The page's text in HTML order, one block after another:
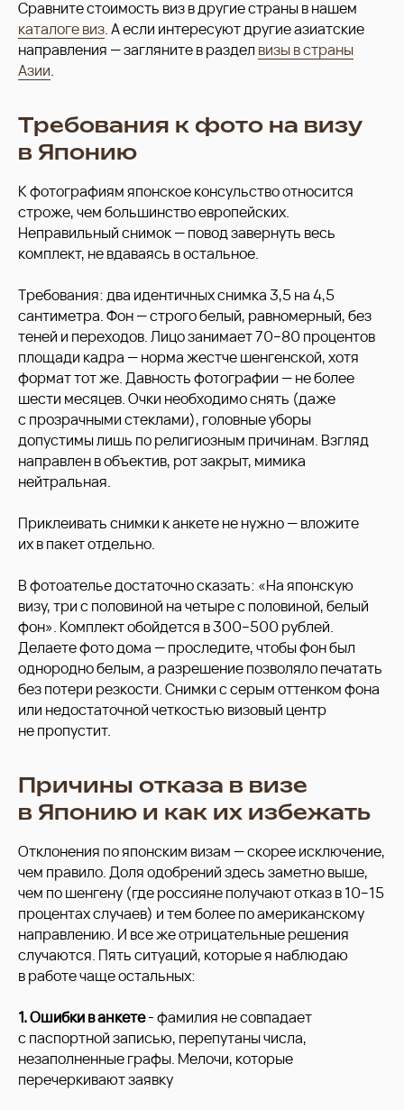
Сравните стоимость виз в другие страны в нашем
каталоге виз. А если интересуют другие азиатские
направления — загляните в раздел визы в страны
Азии.
Требования к фото на визу
в Японию
К фотографиям японское консульство относится
строже, чем большинство европейских.
Неправильный снимок — повод завернуть весь
комплект, не вдаваясь в остальное.
Требования: два идентичных снимка 3,5 на 4,5
сантиметра. Фон — строго белый, равномерный, без
теней и переходов. Лицо занимает 70−80 процентов
площади кадра — норма жестче шенгенской, хотя
формат тот же. Давность фотографии — не более
шести месяцев. Очки необходимо снять (даже
с прозрачными стеклами), головные уборы
допустимы лишь по религиозным причинам. Взгляд
направлен в объектив, рот закрыт, мимика
нейтральная.
Приклеивать снимки к анкете не нужно — вложите
их в пакет отдельно.
В фотоателье достаточно сказать: «На японскую
визу, три с половиной на четыре с половиной, белый
фон». Комплект обойдется в 300−500 рублей.
Делаете фото дома — проследите, чтобы фон был
однородно белым, а разрешение позволяло печатать
без потери резкости. Снимки с серым оттенком фона
или недостаточной четкостью визовый центр
не пропустит.
Причины отказа в визе
в Японию и как их избежать
Отклонения по японским визам — скорее исключение,
чем правило. Доля одобрений здесь заметно выше,
чем по шенгену (где россияне получают отказ в 10−15
процентах случаев) и тем более по американскому
направлению. И все же отрицательные решения
случаются. Пять ситуаций, которые я наблюдаю
в работе чаще остальных:
1. Ошибки в анкете- фамилия не совпадает
с паспортной записью, перепутаны числа,
незаполненные графы. Мелочи, которые
перечеркивают заявку